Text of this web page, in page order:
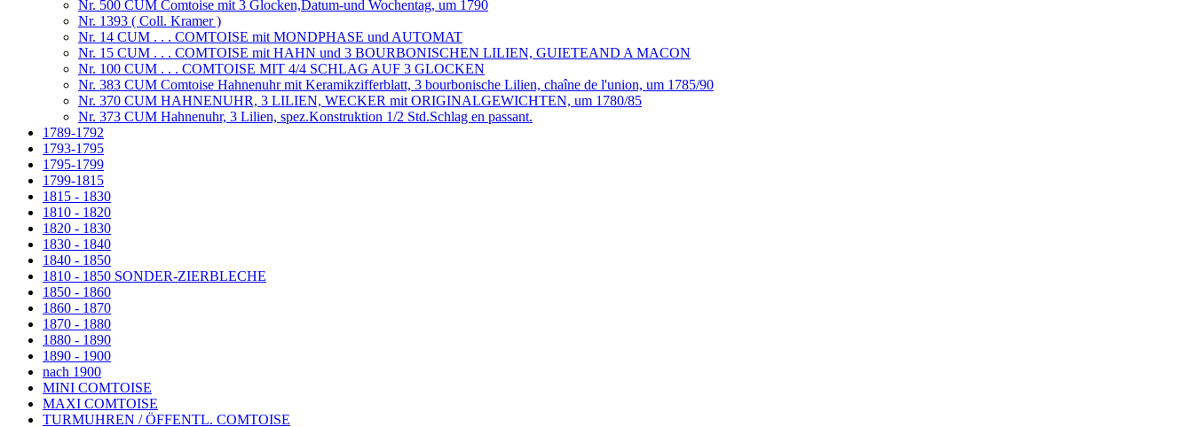
Nr. 500 CUM Comtoise mit 3 Glocken,Datum-und Wochentag, um 1790
Nr. 1393 ( Coll. Kramer )
Nr. 14 CUM . . . COMTOISE mit MONDPHASE und AUTOMAT
Nr. 15 CUM . . . COMTOISE mit HAHN und 3 BOURBONISCHEN LILIEN, GUIETEAND A MACON
Nr. 100 CUM . . . COMTOISE MIT 4/4 SCHLAG AUF 3 GLOCKEN
Nr. 383 CUM Comtoise Hahnenuhr mit Keramikzifferblatt, 3 bourbonische Lilien, chaîne de l'union, um 1785/90
Nr. 370 CUM HAHNENUHR, 3 LILIEN, WECKER mit ORIGINALGEWICHTEN, um 1780/85
Nr. 373 CUM Hahnenuhr, 3 Lilien, spez.Konstruktion 1/2 Std.Schlag en passant.
1789-1792
1793-1795
1795-1799
1799-1815
1815 - 1830
1810 - 1820
1820 - 1830
1830 - 1840
1840 - 1850
1810 - 1850 SONDER-ZIERBLECHE
1850 - 1860
1860 - 1870
1870 - 1880
1880 - 1890
1890 - 1900
nach 1900
MINI COMTOISE
MAXI COMTOISE
TURMUHREN / ÖFFENTL. COMTOISE